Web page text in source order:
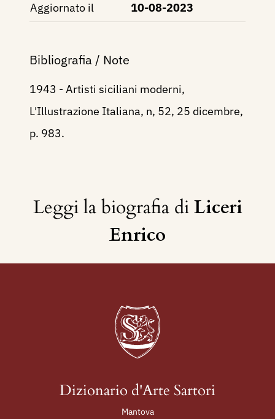
Aggiornato il
10-08-2023
Bibliografia / Note
1943 - Artisti siciliani moderni,
L'Illustrazione Italiana, n, 52, 25 dicembre,
p. 983.
Leggi la biografia diLiceri
Enrico
Dizionario d'Arte Sartori
Mantova